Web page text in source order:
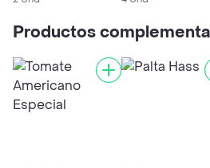
Productos